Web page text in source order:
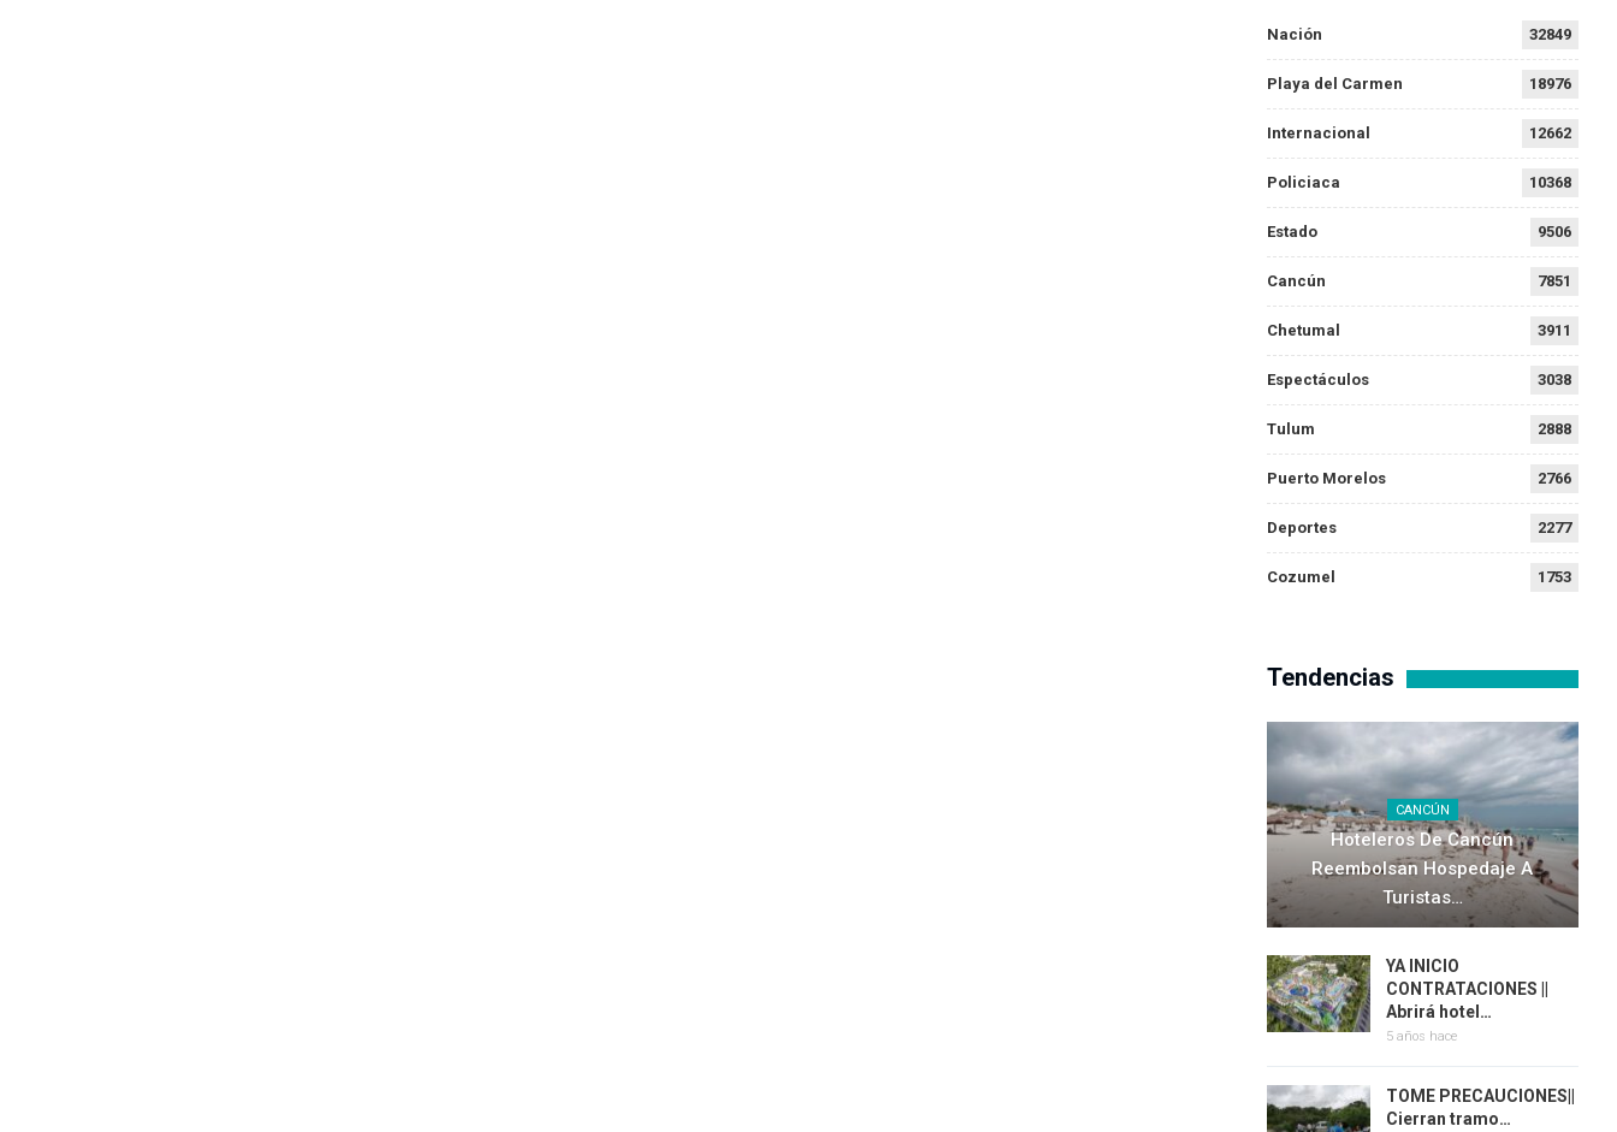
Nación 32849
Playa del Carmen 18976
Internacional 12662
Policiaca 10368
Estado 9506
Cancún 7851
Chetumal 3911
Espectáculos 3038
Tulum 2888
Puerto Morelos 2766
Deportes 2277
Cozumel 1753
Tendencias
CANCÚN
Hoteleros De Cancún
Reembolsan Hospedaje A
Turistas…
YA INICIO
CONTRATACIONES ||
Abrirá hotel…
5 años hace
TOME PRECAUCIONES||
Cierran tramo…